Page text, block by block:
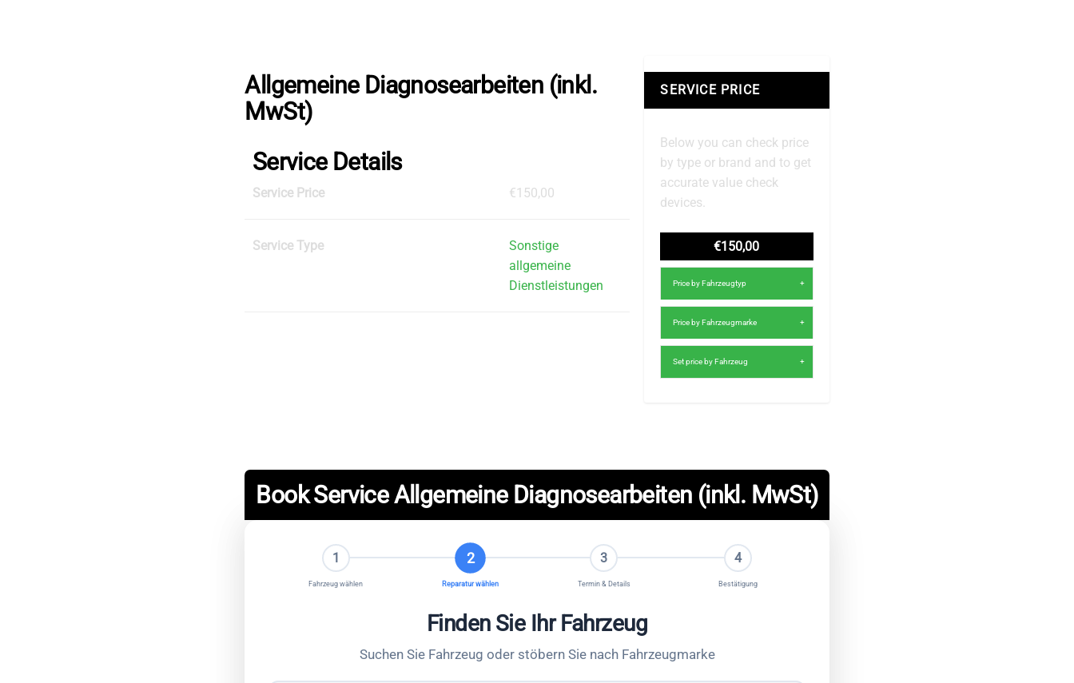
Allgemeine Diagnosearbeiten (inkl.
MwSt)
Service Details
Service Price €150,00
Service Type
Sonstige
allgemeine
Dienstleistungen
SERVICE PRICE
Below you can check price
by type or brand and to get
accurate value check
devices.
€150,00
Price by Fahrzeugtyp
Price by Fahrzeugmarke
Set price by Fahrzeug
Book Service Allgemeine Diagnosearbeiten (inkl. MwSt)
1
Fahrzeug wählen
2
Reparatur wählen
3
Termin & Details
4
Bestätigung
Finden Sie Ihr Fahrzeug
Suchen Sie Fahrzeug oder stöbern Sie nach Fahrzeugmarke